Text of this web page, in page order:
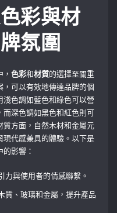
彩與材
氛圍
，色彩和材質的選擇至關重
可以有效地傳達品牌的個
色調如藍色和綠色可以營
深色調如黑色和紅色則可
質方面，自然木材和金屬元
代感兼具的體驗。以下是
影響：
力與使用者的情感聯繫。
質、玻璃和金屬，提升產品